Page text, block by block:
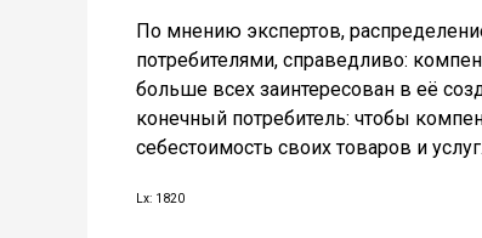
По мнению экспертов,
потребителями, справедливо:
больше всех заинтересован в её
конечный потребитель: чтобы
себестоимость своих товаров и услуг.
Lx: 1820